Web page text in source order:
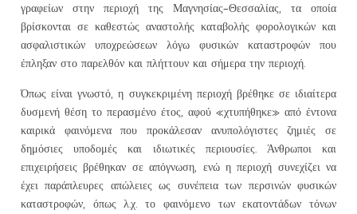
γραφείων στην περιοχή της Μαγνησίας-Θεσσαλίας, τα οποία
βρίσκονται σε καθεστώς αναστολής καταβολής φορολογικών και
ασφαλιστικών υποχρεώσεων λόγω φυσικών καταστροφών που
έπληξαν στο παρελθόν και πλήττουν και σήμερα την περιοχή.
Όπως είναι γνωστό, η συγκεκριμένη περιοχή βρέθηκε σε ιδιαίτερα
δυσμενή θέση το περασμένο έτος, αφού «χτυπήθηκε» από έντονα
καιρικά φαινόμενα που προκάλεσαν ανυπολόγιστες ζημιές σε
δημόσιες υποδομές και ιδιωτικές περιουσίες. Άνθρωποι και
επιχειρήσεις βρέθηκαν σε απόγνωση, ενώ η περιοχή συνεχίζει να
έχει παράπλευρες απώλειες ως συνέπεια των περσινών φυσικών
καταστροφών, όπως λ.χ. το φαινόμενο των εκατοντάδων τόνων